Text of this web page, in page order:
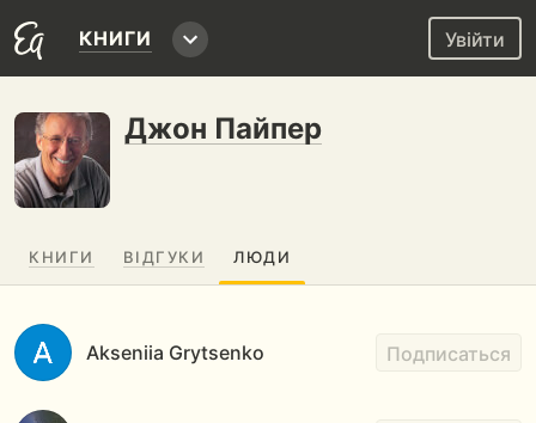
КНИГИ Увійти
Джон Пайпер
КНИГИ ВІДГУКИ ЛЮДИ
Akseniia Grytsenko Подписаться